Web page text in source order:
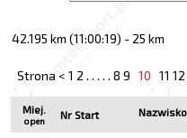
42.195 km (11:00:19) - 25 km
Strona < 1 2 . . . . . 8 9 10 11 12
Miej.
open Nr Start Nazwisko